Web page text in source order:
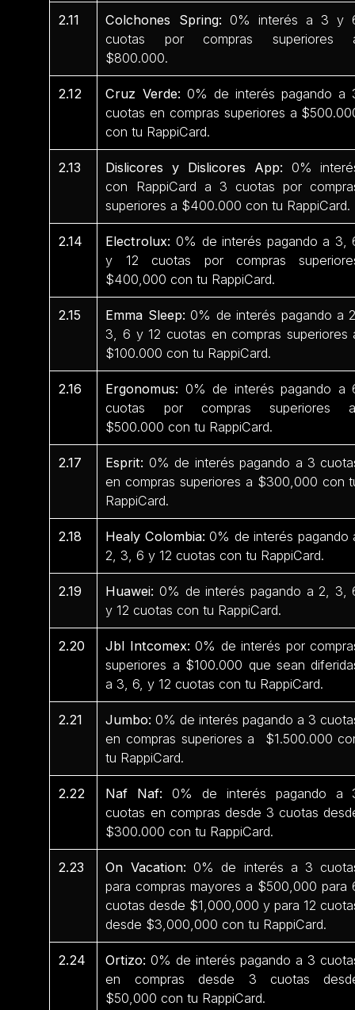
2.11 Colchones Spring: 0% interés a 3 y
cuotas por compras superiores
$800.000.
2.12 Cruz Verde: 0% de interés pagando a
cuotas en compras superiores a
con tu RappiCard.
2.13 Dislicores y Dislicores App: 0%
con RappiCard a 3 cuotas por
superiores a $400.000 con tu RappiCard.
2.14 Electrolux: 0% de interés pagando a 3,
y 12 cuotas por compras
$400,000 con tu RappiCard.
2.15 Emma Sleep: 0% de interés pagando a
3, 6 y 12 cuotas en compras superiores
$100.000 con tu RappiCard.
2.16 Ergonomus: 0% de interés pagando a
cuotas por compras superiores
$500.000 con tu RappiCard.
2.17 Esprit: 0% de interés pagando a 3
en compras superiores a $300,000 con
RappiCard.
2.18 Healy Colombia:0% de interés pagando
2, 3, 6 y 12 cuotas con tu RappiCard.
2.19 Huawei: 0% de interés pagando a 2, 3,
y 12 cuotas con tu RappiCard.
2.20 Jbl Intcomex:0% de interés por
superiores a $100.000 que sean
a 3, 6, y 12 cuotas con tu RappiCard.
2.21 Jumbo: 0% de interés pagando a 3
en compras superiores a $1.500.000
tu RappiCard.
2.22 Naf Naf:0% de interés pagando a
cuotas en compras desde 3 cuotas
$300.000 con tu RappiCard.
2.23 On Vacation: 0% de interés a 3
para compras mayores a $500,000 para
cuotas desde $1,000,000 y para 12
desde $3,000,000 con tu RappiCard.
2.24 Ortizo:0% de interés pagando a 3
en compras desde 3 cuotas
$50,000 con tu RappiCard.